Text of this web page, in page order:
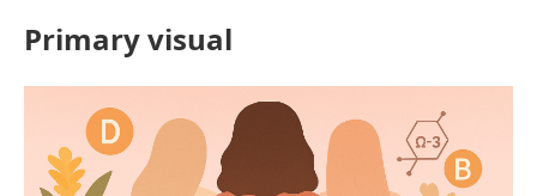
Primary visual